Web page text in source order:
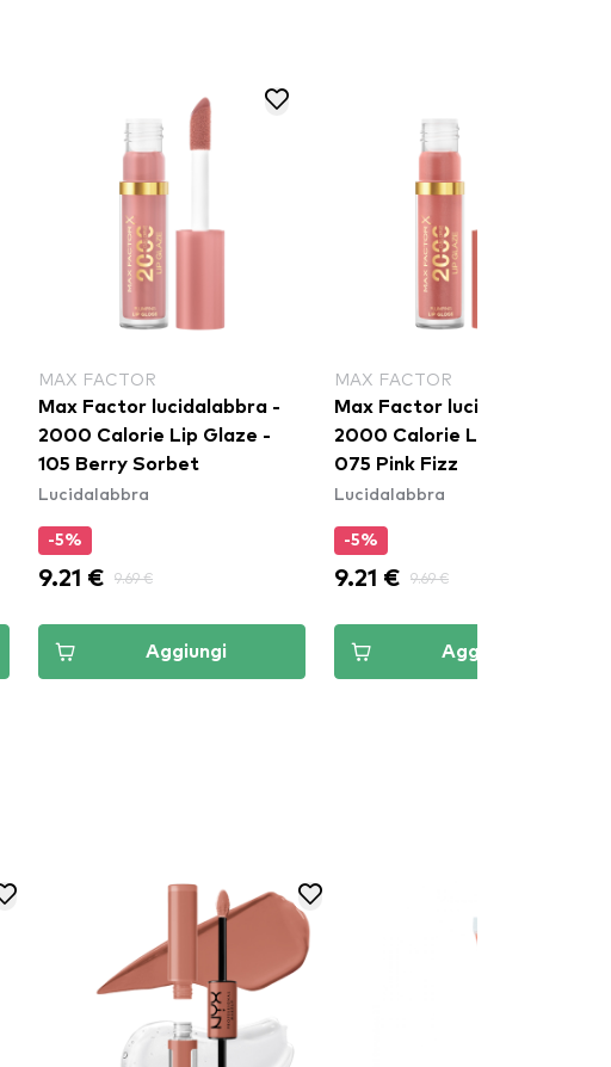
MAX FACTOR
Max Factor lucidalabbra -
2000 Calorie Lip Glaze -
105 Berry Sorbet
Lucidalabbra
-5%
9.21 € 9.69 €
Aggiungi
MAX FACTOR
Max Factor lucidalabbra -
2000 Calorie Lip Glaze -
075 Pink Fizz
Lucidalabbra
-5%
9.21 € 9.69 €
Aggiungi